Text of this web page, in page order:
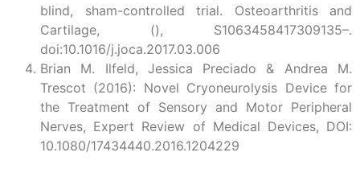
blind, sham-controlled trial. Osteoarthritis and
Cartilage, (), S1063458417309135–.
doi:10.1016/j.joca.2017.03.006
Brian M. Ilfeld, Jessica Preciado & Andrea M.
Trescot (2016): Novel Cryoneurolysis Device for
the Treatment of Sensory and Motor Peripheral
Nerves, Expert Review of Medical Devices, DOI:
10.1080/17434440.2016.1204229